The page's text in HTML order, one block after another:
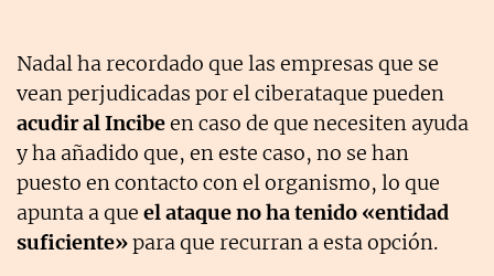
Nadal ha recordado que las empresas que se
vean perjudicadas por el ciberataque pueden
acudir al Incibeen caso de que necesiten ayuda
y ha añadido que, en este caso, no se han
puesto en contacto con el organismo, lo que
apunta a que el ataque no ha tenido «entidad
suficiente»para que recurran a esta opción.